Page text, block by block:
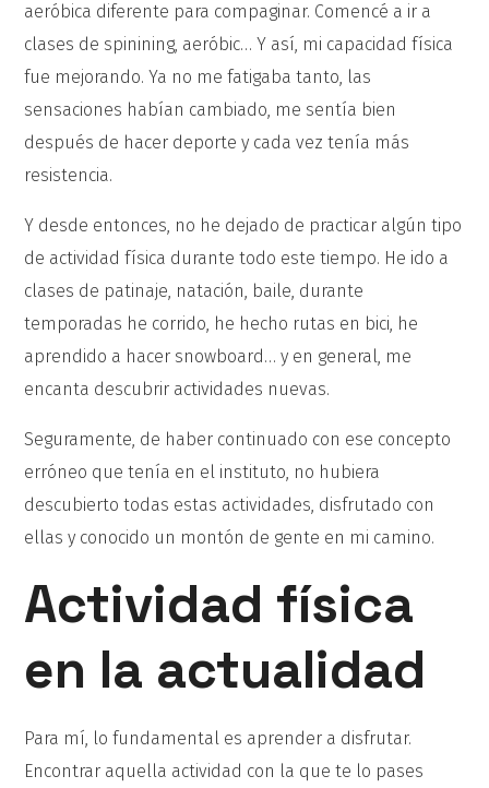
aeróbica diferente para compaginar. Comencé a ir a
clases de spinining, aeróbic… Y así, mi capacidad física
fue mejorando. Ya no me fatigaba tanto, las
sensaciones habían cambiado, me sentía bien
después de hacer deporte y cada vez tenía más
resistencia.
Y desde entonces, no he dejado de practicar algún tipo
de actividad física durante todo este tiempo. He ido a
clases de patinaje, natación, baile, durante
temporadas he corrido, he hecho rutas en bici, he
aprendido a hacer snowboard… y en general, me
encanta descubrir actividades nuevas.
Seguramente, de haber continuado con ese concepto
erróneo que tenía en el instituto, no hubiera
descubierto todas estas actividades, disfrutado con
ellas y conocido un montón de gente en mi camino.
Actividad física
en la actualidad
Para mí, lo fundamental es aprender a disfrutar.
Encontrar aquella actividad con la que te lo pases